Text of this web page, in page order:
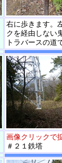
右に歩きます。
クを経由しない
トラバースの道
画像クリックで
＃２１鉄塔